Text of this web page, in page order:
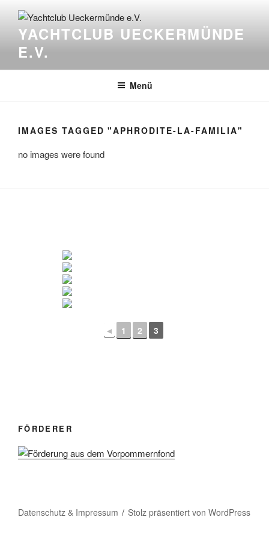
Inhalt
springenYACHTCLUB UECKERMÜNDE
E.V.
Menü
IMAGES TAGGED "APHRODITE-LA-FAMILIA"
no images were found
◄ 1 2 3
FÖRDERER
Datenschutz & Impressum Stolz präsentiert von WordPress